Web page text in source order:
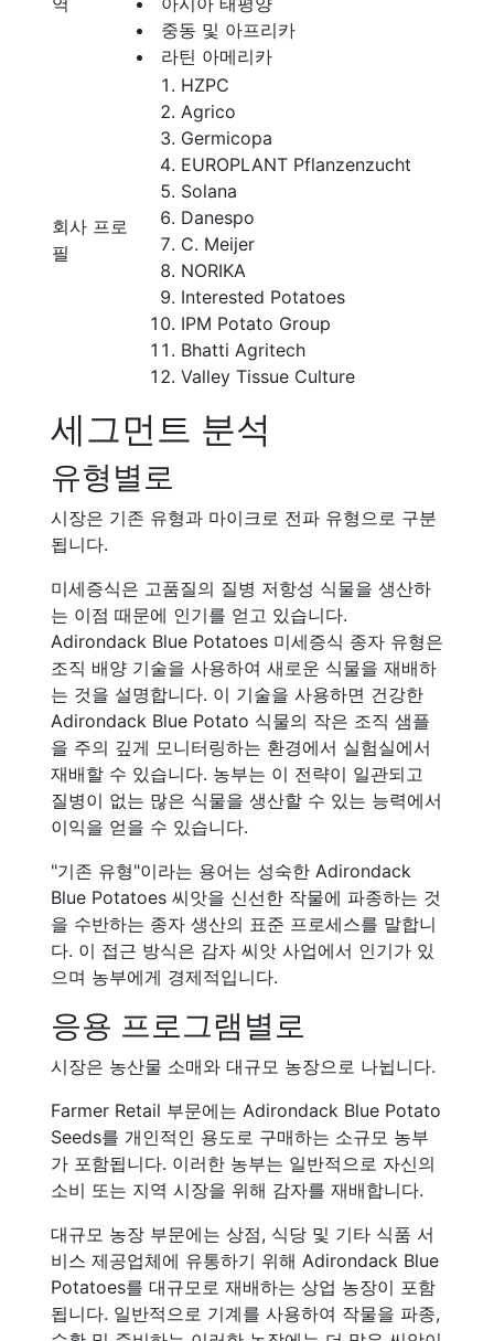
중동 및 아프리카
라틴 아메리카
회사 프로
필
HZPC
Agrico
Germicopa
EUROPLANT Pflanzenzucht
Solana
Danespo
C. Meijer
NORIKA
Interested Potatoes
IPM Potato Group
Bhatti Agritech
Valley Tissue Culture
세그먼트 분석
유형별로
시장은 기존 유형과 마이크로 전파 유형으로 구분
됩니다.
미세증식은 고품질의 질병 저항성 식물을 생산하
는 이점 때문에 인기를 얻고 있습니다.
Adirondack Blue Potatoes 미세증식 종자 유형은
조직 배양 기술을 사용하여 새로운 식물을 재배하
는 것을 설명합니다. 이 기술을 사용하면 건강한
Adirondack Blue Potato 식물의 작은 조직 샘플
을 주의 깊게 모니터링하는 환경에서 실험실에서
재배할 수 있습니다. 농부는 이 전략이 일관되고
질병이 없는 많은 식물을 생산할 수 있는 능력에서
이익을 얻을 수 있습니다.
"기존 유형"이라는 용어는 성숙한 Adirondack
Blue Potatoes 씨앗을 신선한 작물에 파종하는 것
을 수반하는 종자 생산의 표준 프로세스를 말합니
다. 이 접근 방식은 감자 씨앗 사업에서 인기가 있
으며 농부에게 경제적입니다.
응용 프로그램별로
시장은 농산물 소매와 대규모 농장으로 나뉩니다.
Farmer Retail 부문에는 Adirondack Blue Potato
Seeds를 개인적인 용도로 구매하는 소규모 농부
가 포함됩니다. 이러한 농부는 일반적으로 자신의
소비 또는 지역 시장을 위해 감자를 재배합니다.
대규모 농장 부문에는 상점, 식당 및 기타 식품 서
비스 제공업체에 유통하기 위해 Adirondack Blue
Potatoes를 대규모로 재배하는 상업 농장이 포함
됩니다. 일반적으로 기계를 사용하여 작물을 파종,